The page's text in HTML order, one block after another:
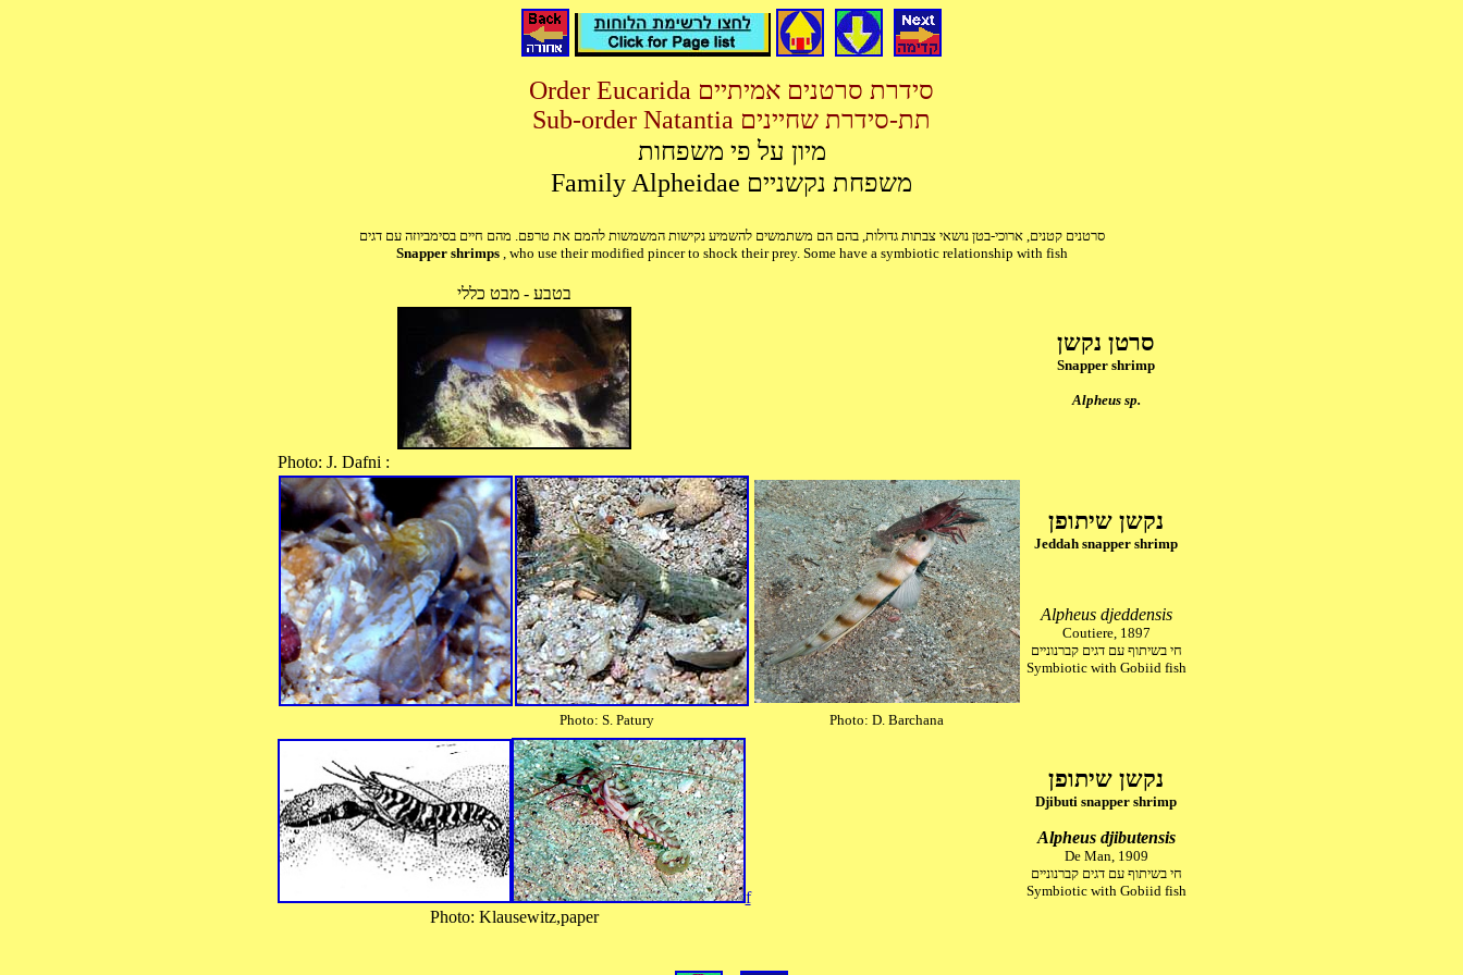
Order Eucarida סידרת סרטנים אמיתיים
Sub-order Natantia תת-סידרת שחיינים
מיון על פי משפחות
Family Alpheidae משפחת נקשניים
סרטנים קטנים, ארוכי-בטן נושאי צבתות גדולות, בהם הם משתמשים להשמיע נקישות המשמשות להמם את טרפם. מהם חיים בסימביוזה עם דגים
Snapper shrimps , who use their modified pincer to shock their prey. Some have a symbiotic relationship with fish
בטבע - מבט כללי
סרטן נקשן
Snapper shrimp
Alpheus sp.
Photo: J. Dafni :
נקשן שיתופן
Jeddah snapper shrimp
Alpheus djeddensis
Coutiere, 1897
חי בשיתוף עם דגים קברנוניים
Symbiotic with Gobiid fish
Photo: S. Patury Photo: D. Barchana
f
Photo: Klausewitz,paper
נקשן שיתופן
Djibuti snapper shrimp
Alpheus djibutensis
De Man, 1909
חי בשיתוף עם דגים קברנוניים
Symbiotic with Gobiid fish